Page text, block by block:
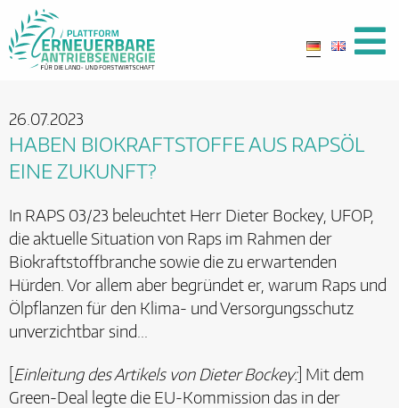
26.07.2023
HABEN BIOKRAFTSTOFFE AUS RAPSÖL
EINE ZUKUNFT?
In RAPS 03/23 beleuchtet Herr Dieter Bockey, UFOP,
die aktuelle Situation von Raps im Rahmen der
Biokraftstoffbranche sowie die zu erwartenden
Hürden. Vor allem aber begründet er, warum Raps und
Ölpflanzen für den Klima- und Versorgungsschutz
unverzichtbar sind...
[Einleitung des Artikels von Dieter Bockey:] Mit dem
Green-Deal legte die EU-Kommission das in der